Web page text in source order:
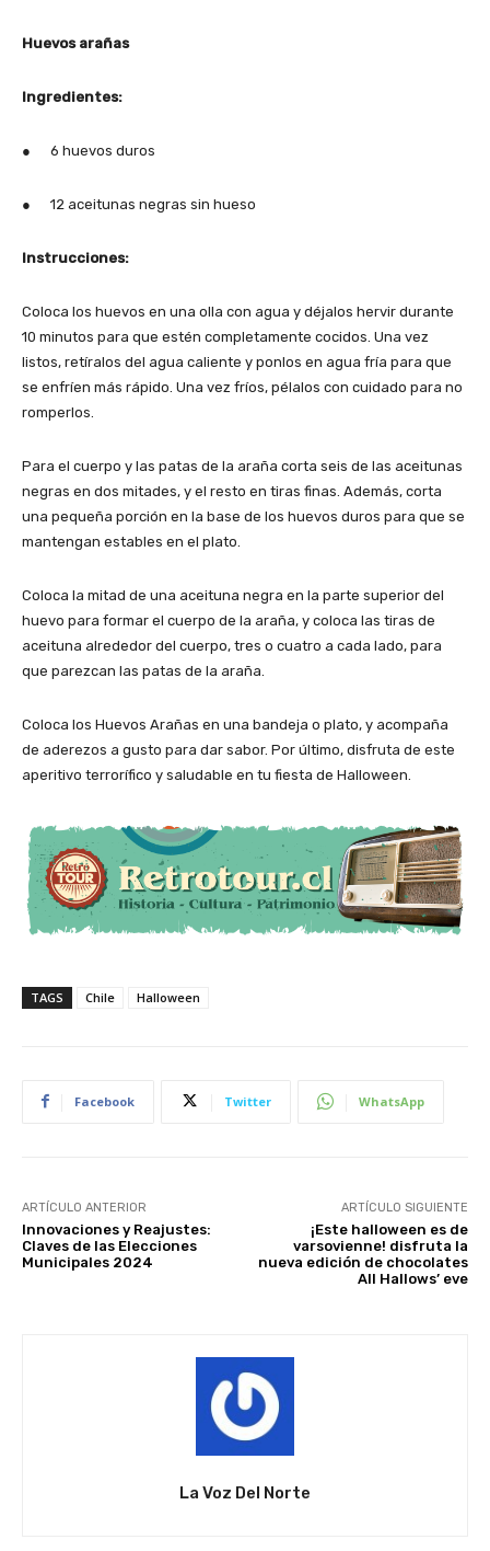
Huevos arañas
Ingredientes:
● 6 huevos duros
● 12 aceitunas negras sin hueso
Instrucciones:
Coloca los huevos en una olla con agua y déjalos hervir durante
10 minutos para que estén completamente cocidos. Una vez
listos, retíralos del agua caliente y ponlos en agua fría para que
se enfríen más rápido. Una vez fríos, pélalos con cuidado para no
romperlos.
Para el cuerpo y las patas de la araña corta seis de las aceitunas
negras en dos mitades, y el resto en tiras finas. Además, corta
una pequeña porción en la base de los huevos duros para que se
mantengan estables en el plato.
Coloca la mitad de una aceituna negra en la parte superior del
huevo para formar el cuerpo de la araña, y coloca las tiras de
aceituna alrededor del cuerpo, tres o cuatro a cada lado, para
que parezcan las patas de la araña.
Coloca los Huevos Arañas en una bandeja o plato, y acompaña
de aderezos a gusto para dar sabor. Por último, disfruta de este
aperitivo terrorífico y saludable en tu fiesta de Halloween.
TAGS Chile Halloween
Facebook Twitter WhatsApp
ARTÍCULO ANTERIOR
Innovaciones y Reajustes:
Claves de las Elecciones
Municipales 2024
ARTÍCULO SIGUIENTE
¡Este halloween es de
varsovienne! disfruta la
nueva edición de chocolates
All Hallows’ eve
La Voz Del Norte